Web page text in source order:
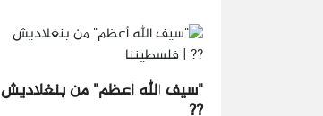
"سيف الله أعظم" من بنغلاديش